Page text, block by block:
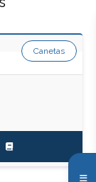
Canetas